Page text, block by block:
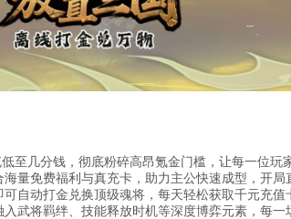
至几分钱，彻底粉碎高昂氪金门槛，让每一位玩
量免费福利与真充卡，助力主公快速成型，开局
自动打金兑换顶级魂将，每天轻松获取千元充值
武将羁绊、技能释放时机等深度博弈元素，每一